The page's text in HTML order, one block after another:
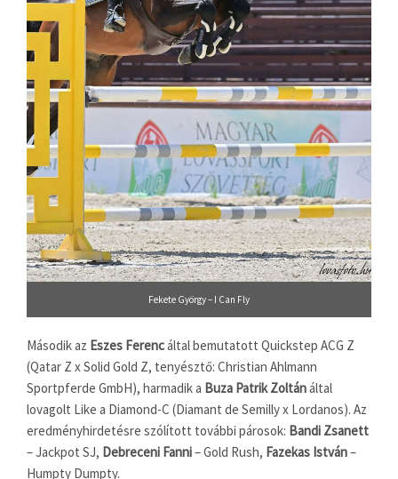
Fekete György – I Can Fly
Második az Eszes Ferencáltal bemutatott Quickstep ACG Z
(Qatar Z x Solid Gold Z, tenyésztő: Christian Ahlmann
Sportpferde GmbH), harmadik a Buza Patrik Zoltánáltal
lovagolt Like a Diamond-C (Diamant de Semilly x Lordanos). Az
eredményhirdetésre szólított további párosok: Bandi Zsanett
– Jackpot SJ, Debreceni Fanni– Gold Rush, Fazekas István–
Humpty Dumpty.